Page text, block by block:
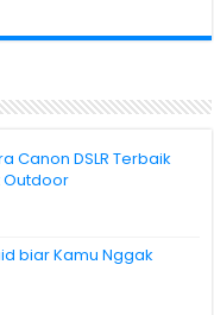
Canon DSLR Terbaik
Outdoor
biar Kamu Nggak